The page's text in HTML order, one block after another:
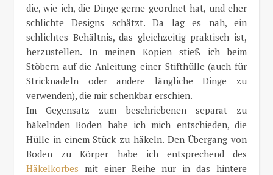
die, wie ich, die Dinge gerne geordnet hat, und eher
schlichte Designs schätzt. Da lag es nah, ein
schlichtes Behältnis, das gleichzeitig praktisch ist,
herzustellen. In meinen Kopien stieß ich beim
Stöbern auf die Anleitung einer Stifthülle (auch für
Stricknadeln oder andere längliche Dinge zu
verwenden), die mir schenkbar erschien.
Im Gegensatz zum beschriebenen separat zu
häkelnden Boden habe ich mich entschieden, die
Hülle in einem Stück zu häkeln. Den Übergang von
Boden zu Körper habe ich entsprechend des
Häkelkorbes mit einer Reihe nur in das hintere